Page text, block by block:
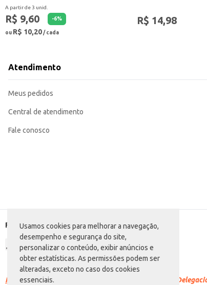
Usamos cookies para melhorar a navegação,
desempenho e segurança do site,
personalizar o conteúdo, exibir anúncios e
obter estatísticas. As permissões podem ser
alteradas, exceto no caso dos cookies
essenciais.
A partir de 3 unid.
R$ 9,60 -6%
ou R$ 10,20/ cada
R$ 14,98
Atendimento
Meus pedidos
Central de atendimento
Fale conosco
Formas de pagamento
Racismo é crime. Denuncie. Disque 100 ou procure a